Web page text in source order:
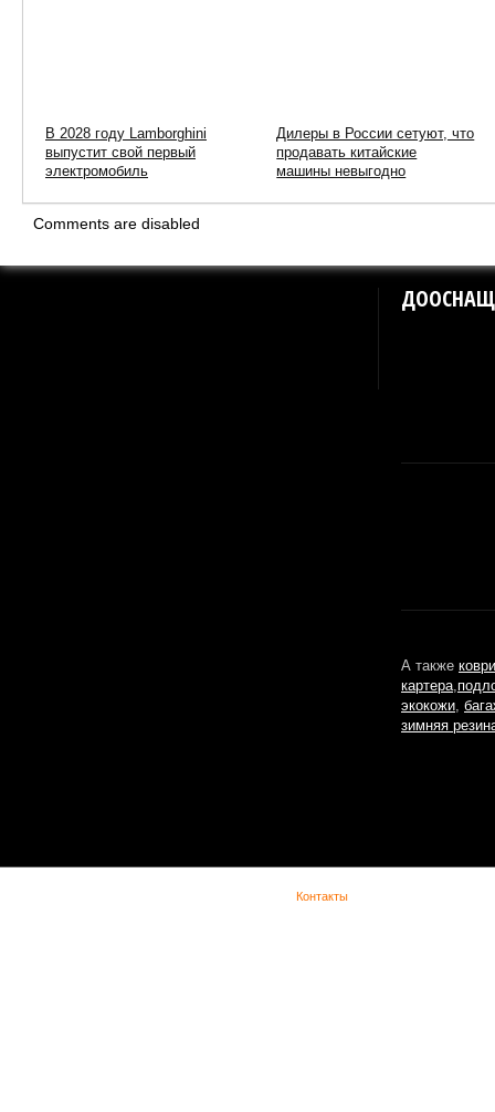
В 2028 году Lamborghini
выпустит свой первый
электромобиль
Дилеры в России сетуют, что
продавать китайские
машины невыгодно
Comments are disabled
А также
картера,
экокожи,
зимняя
Контакты